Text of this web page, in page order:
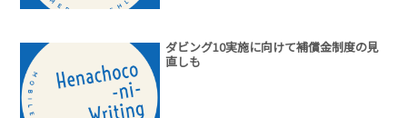
ダビング10実施に向けて補償金制度の見
直しも